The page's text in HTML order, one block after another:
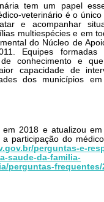
tem um papel
veterinário é o
e acompanhar
multiespécies e em
do Núcleo de
Equipes formadas
conhecimento e
capacidade de
dos municípios
em 2018 e atualizou
participação do
perguntas-e-
saude-da-familia-
perguntas-frequentes/